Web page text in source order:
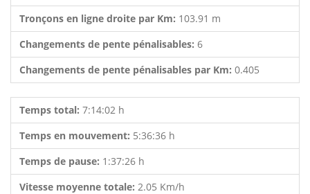
Tronçons en ligne droite par Km: 103.91 m
Changements de pente pénalisables: 6
Changements de pente pénalisables par Km: 0.405
Temps total: 7:14:02 h
Temps en mouvement: 5:36:36 h
Temps de pause: 1:37:26 h
Vitesse moyenne totale: 2.05 Km/h